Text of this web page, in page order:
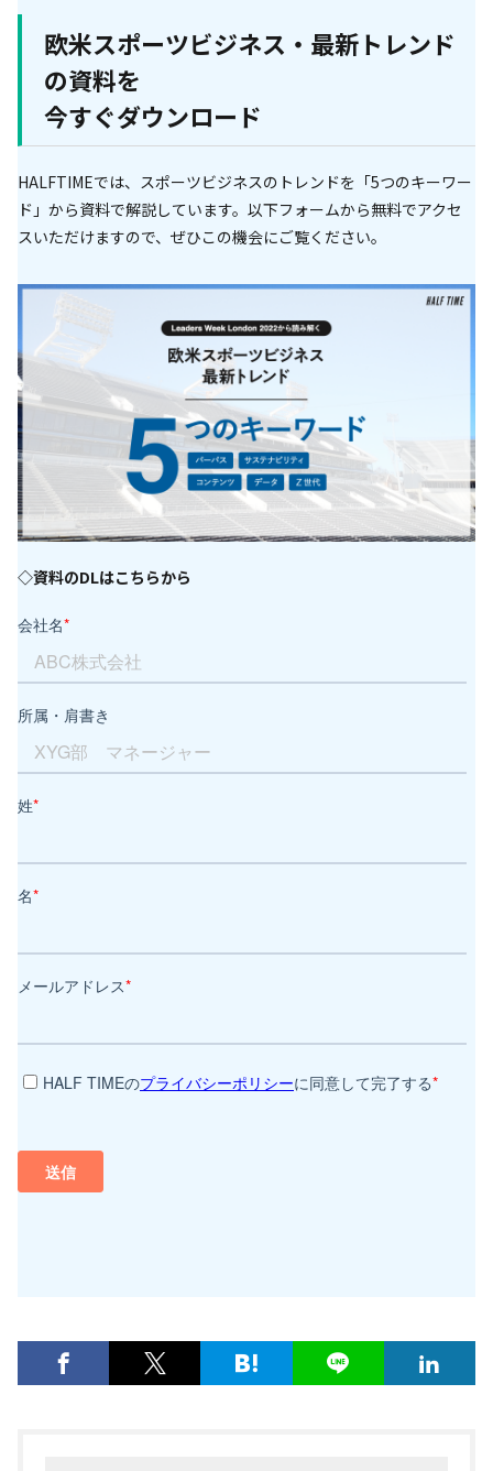
欧米スポーツビジネス・最新トレンド
の資料を
今すぐダウンロード
HALFTIMEでは、スポーツビジネスのトレンドを「5つのキーワー
ド」から資料で解説しています。以下フォームから無料でアクセ
スいただけますので、ぜひこの機会にご覧ください。
◇資料のDLはこちらから